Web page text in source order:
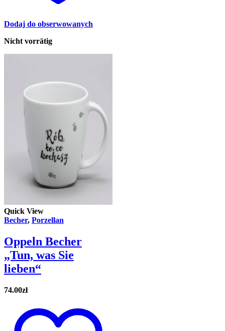
Dodaj do obserwowanych
Nicht vorrätig
Quick View
Becher, Porzellan
Oppeln Becher
„Tun, was Sie
lieben“
74.00zł